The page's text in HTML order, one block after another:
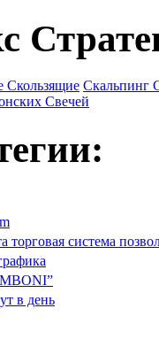
Скользящие Скальпинг
Свечей
торговая система
в день